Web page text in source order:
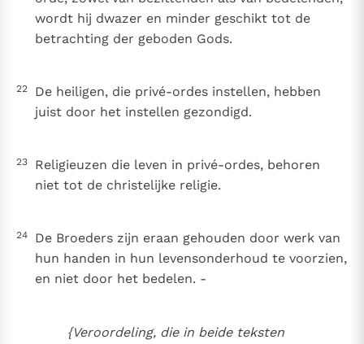
wordt hij dwazer en minder geschikt tot de
betrachting der geboden Gods.
22
De heiligen, die privé-ordes instellen, hebben
juist door het instellen gezondigd.
23
Religieuzen die leven in privé-ordes, behoren
niet tot de christelijke religie.
24
De Broeders zijn eraan gehouden door werk van
hun handen in hun levensonderhoud te voorzien,
en niet door het bedelen. -
{Veroordeling, die in beide teksten